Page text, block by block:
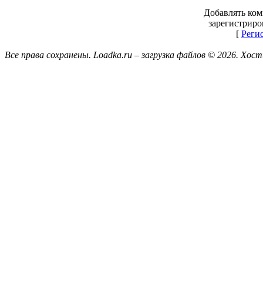
Добавлять
[
Все права сохранены. Loadka.ru – загрузка файлов © 2026.